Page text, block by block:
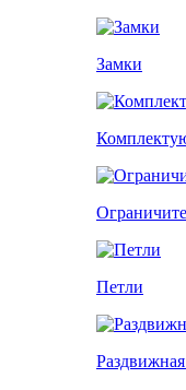
Замки
Петли